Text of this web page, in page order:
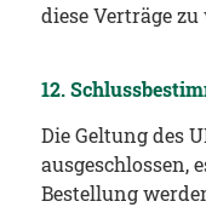
diese Verträge
12.
Die Geltung des
ausgeschlossen,
Bestellung